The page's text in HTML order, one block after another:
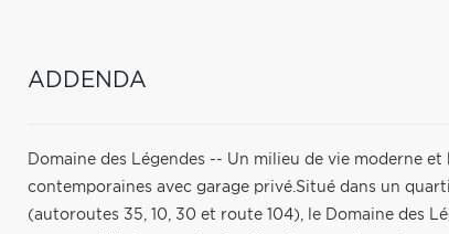
ADDENDA
Domaine des Légendes -- Un milieu de vie moderne
contemporaines avec garage privé.Situé dans un
(autoroutes 35, 10, 30 et route 104), le Domaine des